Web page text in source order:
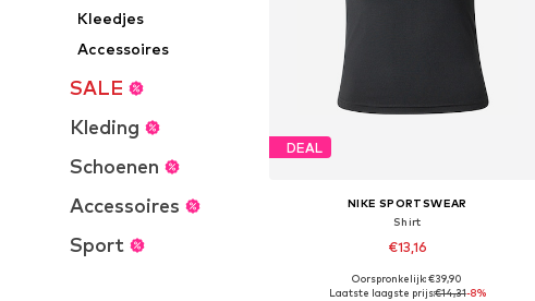
Kleedjes
Accessoires
SALE
Kleding
Schoenen
Accessoires
Sport
DEAL
NIKE SPORTSWEAR
Shirt
€13,16
Beschikbare maten: XS, S, M, L, XL
Oorspronkelijk: €39,90
Laatste laagste prijs:€14,31-8%